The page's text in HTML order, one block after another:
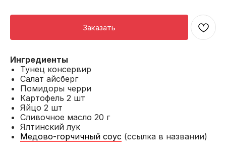
Заказать
Ингредиенты
Тунец консервир
Салат айсберг
Помидоры черри
Картофель 2 шт
Яйцо 2 шт
Сливочное масло 20 г
Ялтинский лук
Медово-горчичный соус (ссылка в названии)